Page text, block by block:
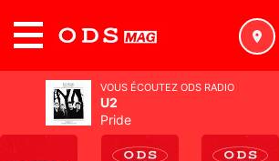
VOUS ÉCOUTEZ ODS RADIO
U2
Pride